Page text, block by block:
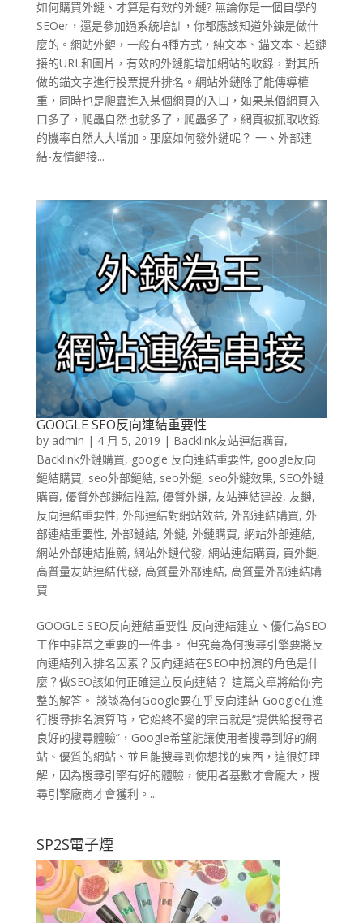
如何購買外鏈、才算是有效的外鏈? 無論你是一個自學的
SEOer，還是參加過系統培訓，你都應該知道外鍊是做什
麼的。網站外鏈，一般有4種方式，純文本、錨文本、超鏈
接的URL和圖片，有效的外鏈能增加網站的收錄，對其所
做的錨文字進行投票提升排名。網站外鏈除了能傳導權
重，同時也是爬蟲進入某個網頁的入口，如果某個網頁入
口多了，爬蟲自然也就多了，爬蟲多了，網頁被抓取收錄
的機率自然大大增加。那麼如何發外鏈呢？ 一、外部連
結-友情鏈接...
GOOGLE SEO反向連結重要性
by admin | 4 月 5, 2019 | Backlink友站連結購買,
Backlink外鏈購買, google 反向連結重要性, google反向
鏈結購買, seo外部鏈結, seo外鏈, seo外鏈效果, SEO外鏈
購買, 優質外部鏈結推薦, 優質外鏈, 友站連結建設, 友鏈,
反向連結重要性, 外部連結對網站效益, 外部連結購買, 外
部連結重要性, 外部鏈結, 外鏈, 外鏈購買, 網站外部連結,
網站外部連結推薦, 網站外鏈代發, 網站連結購買, 買外鏈,
高質量友站連結代發, 高質量外部連結, 高質量外部連結購
買
GOOGLE SEO反向連結重要性 反向連結建立、優化為SEO
工作中非常之重要的一件事。 但究竟為何搜尋引擎要將反
向連結列入排名因素？反向連結在SEO中扮演的角色是什
麼？做SEO該如何正確建立反向連結？ 這篇文章將給你完
整的解答。 談談為何Google要在乎反向連結 Google在進
行搜尋排名演算時，它始終不變的宗旨就是“提供給搜尋者
良好的搜尋體驗”，Google希望能讓使用者搜尋到好的網
站、優質的網站、並且能搜尋到你想找的東西，這很好理
解，因為搜尋引擎有好的體驗，使用者基數才會龐大，搜
尋引擎廠商才會獲利。...
SP2S電子煙